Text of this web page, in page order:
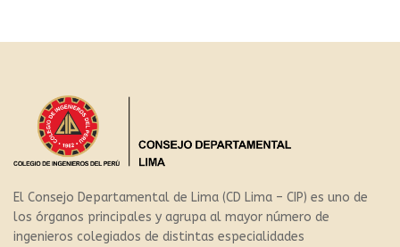
El Consejo Departamental de Lima (CD Lima – CIP) es uno de
los órganos principales y agrupa al mayor número de
ingenieros colegiados de distintas especialidades